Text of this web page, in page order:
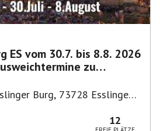
ES vom 30.7. bis 8.8. 2026
zu
Burg, 73728 Esslingen
12